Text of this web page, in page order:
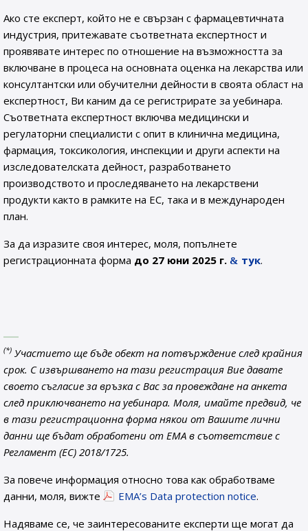
Ако сте експерт, който не е свързан с фармацевтичната
индустрия, притежавате съответната експертност и
проявявате интерес по отношение на възможността за
включване в процеса на основната оценка на лекарства или
консултантски или обучителни дейности в своята област на
експертност, Ви каним да се регистрирате за уебинара.
Съответната експертност включва медицински и
регулаторни специалисти с опит в клинична медицина,
фармация, токсикология, инспекции и други аспекти на
изследователската дейност, разработването
производството и проследяването на лекарствени
продукти както в рамките на ЕС, така и в международен
план.
За да изразите своя интерес, моля, попълнете
регистрационната форма до 27 юни 2025 г. тук.
(*) Участието ще бъде обект на потвърждение след крайния
срок. С извършването на тази регистрация Вие давате
своето съгласие за връзка с Вас за провеждане на анкета
след приключването на уебинара. Моля, имайте предвид, че
в тази регистрационна форма някои от Вашите лични
данни ще бъдат обработени от EMA в съответствие с
Регламент (ЕС) 2018/1725.
За повече информация относно това как обработваме
данни, моля, вижте
EMA’s Data protection notice.
Надяваме се, че заинтересованите експерти ще могат да